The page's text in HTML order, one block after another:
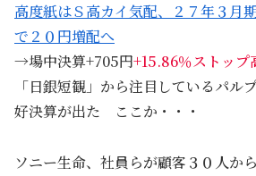
高度紙はＳ高カイ気配、２７年３月
で２０円増配へ
→場中決算+705円+15.86％ストップ
「日銀短観」から注目しているパル
好決算が出た ここか・・・
ソニー生命、社員らが顧客３０人か